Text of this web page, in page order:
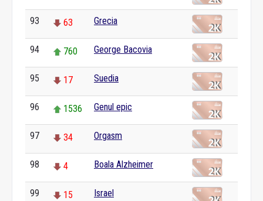
93 63 Grecia
94 760 George Bacovia
95 17 Suedia
96 1536 Genul epic
97 34 Orgasm
98 4 Boala Alzheimer
99 15 Israel